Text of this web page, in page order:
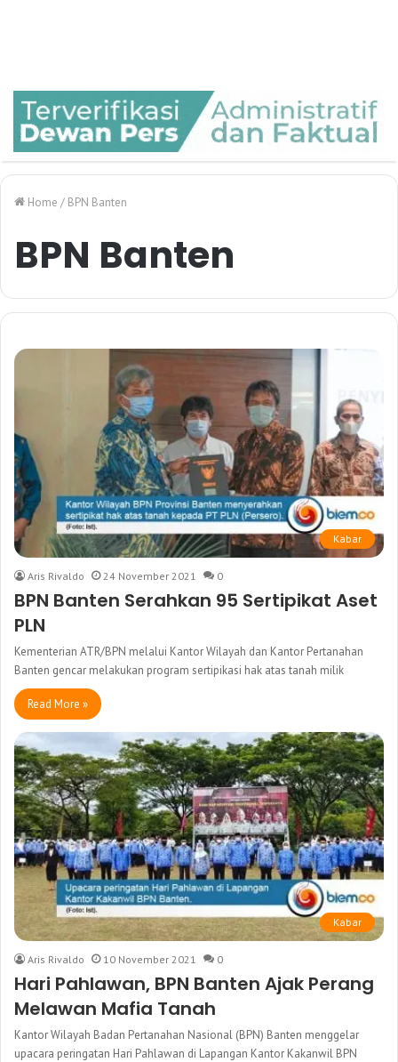
Home / BPN Banten
BPN Banten
Kabar
Aris Rivaldo 24 November 2021 0
BPN Banten Serahkan 95 Sertipikat Aset
PLN
Kementerian ATR/BPN melalui Kantor Wilayah dan Kantor Pertanahan
Banten gencar melakukan program sertipikasi hak atas tanah milik
Read More »
Kabar
Aris Rivaldo 10 November 2021 0
Hari Pahlawan, BPN Banten Ajak Perang
Melawan Mafia Tanah
Kantor Wilayah Badan Pertanahan Nasional (BPN) Banten menggelar
upacara peringatan Hari Pahlawan di Lapangan Kantor Kakanwil BPN